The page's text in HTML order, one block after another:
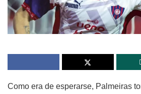
Como era de esperarse, Palmeiras